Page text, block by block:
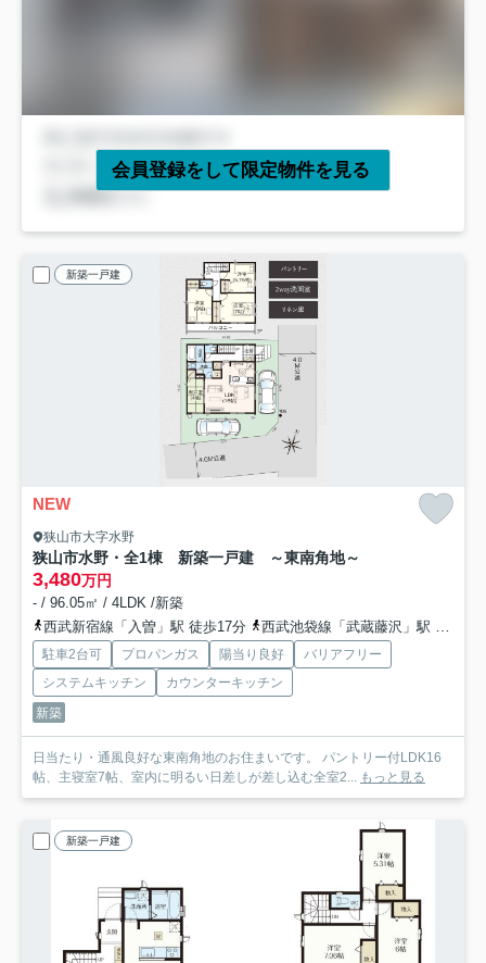
会員登録をして限定物件を見る
新築一戸建
NEW
狭山市大字水野
狭山市水野・全1棟 新築一戸建 ～東南角地～
3,480万円
- / 96.05㎡ / 4LDK /新築
西武新宿線「入曽」駅 徒歩17分
西武池袋線「武蔵藤沢」駅 徒歩26分
駐車2台可 プロパンガス 陽当り良好
バリアフリー
システムキッチン
カウンターキッチン
新築
日当たり・通風良好な東南角地のお住まいです。 パントリー付LDK16
帖、主寝室7帖、室内に明るい日差しが差し込む全室2... もっと見る
新築一戸建